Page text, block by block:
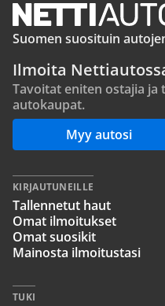
Suomen suosituin
Ilmoita
Tavoitat eniten ostajia
autokaupat.
Myy autosi
KIRJAUTUNEILLE
Tallennetut haut
Omat ilmoitukset
Omat suosikit
Mainosta ilmoitustasi
TUKI